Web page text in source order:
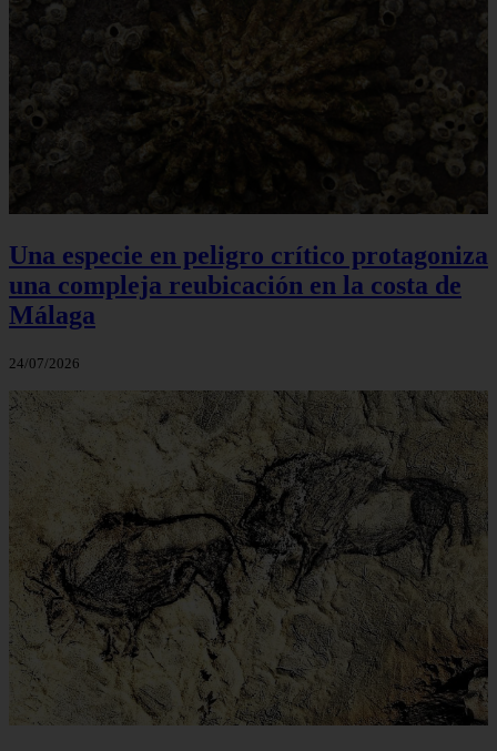
Una especie en peligro crítico protagoniza
una compleja reubicación en la costa de
Málaga
24/07/2026